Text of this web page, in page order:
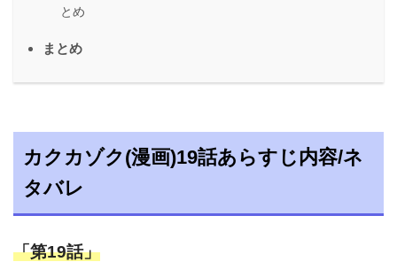
とめ
まとめ
カクカゾク(漫画)19話あらすじ内容/ネ
タバレ
「第19話」